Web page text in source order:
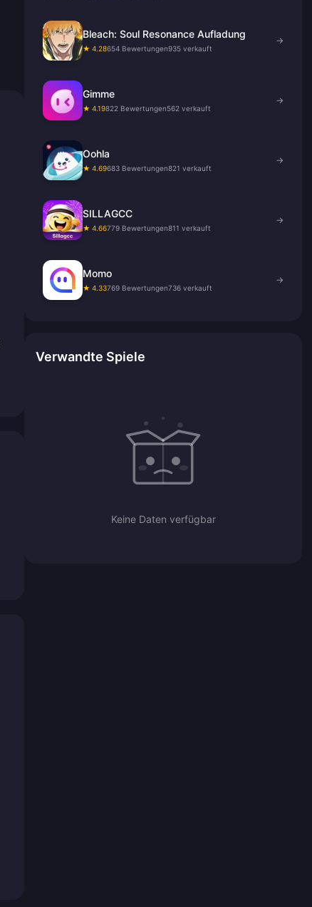
Bleach: Soul Resonance Aufladung
★ 4.28654 Bewertungen935 verkauft
→
Gimme
★ 4.19822 Bewertungen562 verkauft
→
Oohla
★ 4.69683 Bewertungen821 verkauft
→
SILLAGCC
★ 4.66779 Bewertungen811 verkauft
→
Momo
★ 4.33769 Bewertungen736 verkauft
→
Verwandte Spiele
Keine Daten verfügbar